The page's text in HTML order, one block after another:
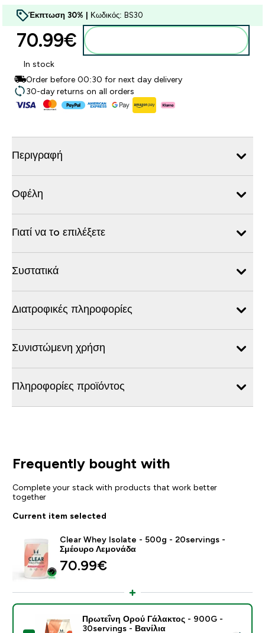
Έκπτωση 30% | Κωδικός: BS30
70.99€‎
In stock
Order before 00:30 for next day delivery
30-day returns on all orders
Περιγραφή
Οφέλη
Γιατί να τo επιλέξετε
Συστατικά
Διατροφικές πληροφορίες
Συνιστώμενη χρήση
Πληροφορίες προϊόντος
Frequently bought with
Complete your stack with products that work better
together
Current item selected
Clear Whey Isolate - 500g - 20servings -
Σμέουρο Λεμονάδα
70.99€‎
Πρωτεΐνη Ορού Γάλακτος - 900G -
30servings - Βανίλια